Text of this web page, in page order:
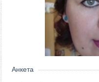
Анкета